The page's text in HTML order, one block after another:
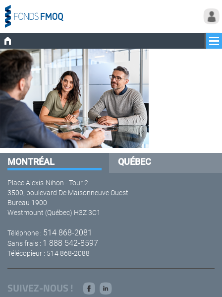
MONTRÉAL QUÉBEC
Place Alexis-Nihon - Tour 2
3500, boulevard De Maisonneuve Ouest
Bureau 1900
Westmount (Québec) H3Z 3C1
Téléphone : 514 868-2081
Sans frais : 1 888 542-8597
Télécopieur : 514 868-2088
SUIVEZ-NOUS !